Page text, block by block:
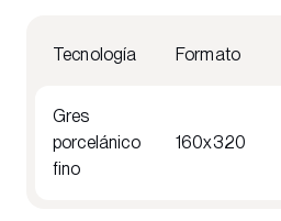
Tecnología Formato
Gres
porcelánico
fino
160x320